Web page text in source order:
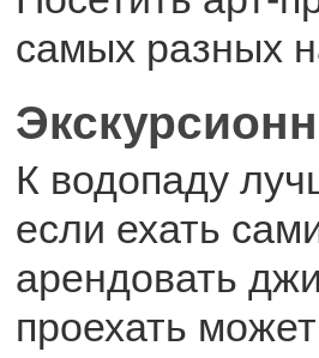
самых разных
К водопаду
если ехать
арендовать
проехать